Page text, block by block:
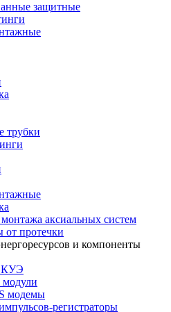
защитные
трубки
аксиальных систем
протечки
и компоненты
модемы
регистраторы